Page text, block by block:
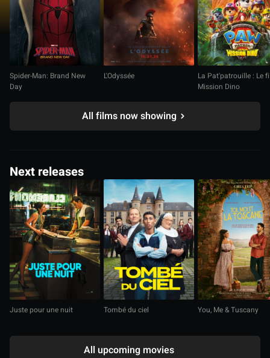
Spider-Man: Brand New
Day
L'Odyssée
La Pat'patrouille : Le
Mission Dino
All films now showing
Next releases
Juste pour une nuit Tombé du ciel You, Me & Tuscany
All upcoming movies